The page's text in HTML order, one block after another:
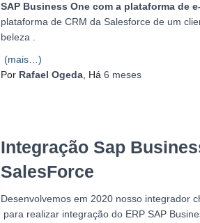
SAP Business One com a plataforma de
plataforma de CRM da Salesforce de um
beleza .
(mais…)
Por Rafael Ogeda , Há 6 meses
Integração Sap
SalesForce
Desenvolvemos em 2020 nosso integrador
para realizar integração do ERP SAP